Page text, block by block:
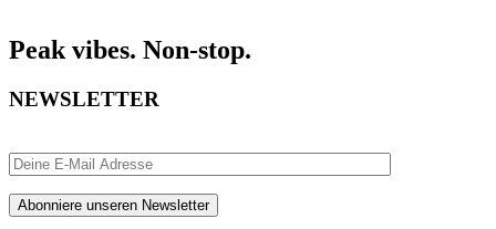
Peak vibes. Non-stop.
NEWSLETTER